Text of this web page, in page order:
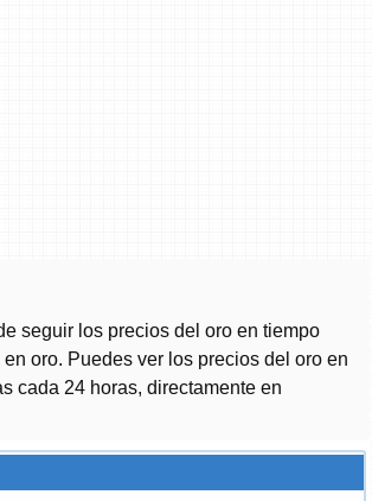
seguir los precios del oro en tiempo
oro. Puedes ver los precios del oro en
cada 24 horas, directamente en